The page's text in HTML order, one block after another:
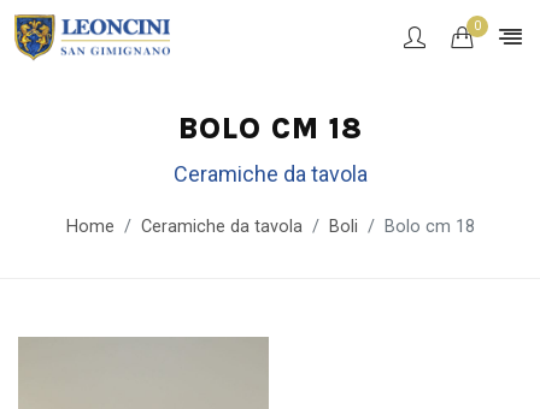
0
BOLO CM 18
Ceramiche da tavola
Home Ceramiche da tavola Boli Bolo cm 18